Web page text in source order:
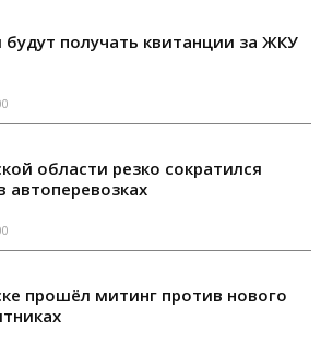
получать квитанции за ЖКУ
области резко сократился
автоперевозках
прошёл митинг против нового